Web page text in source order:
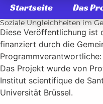
Startseite Das
Soziale Ungleichheiten im
Diese Veröffentlichung ist
finanziert durch die
Das Projekt wurde von
Institut scientifique de
Universität Brüssel.